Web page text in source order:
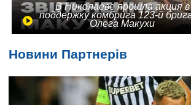
В Николаеве прошла акция в
поддержку комбрига 123-й
Олега Макухи